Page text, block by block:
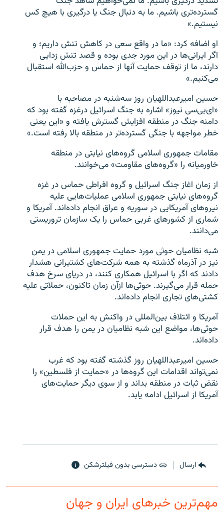
گسترده‌تری باشیم. ما به دنبال جنگ یا درگیری با هیچ کس
نیستیم.»
او اضافه کرد: «ما در واقع سعی در کاهش تنش داریم؛ و
اگر ایرانی‌‌ها در این مورد جدی بوده و قصد تنش زدایی
دارند، ما از توقف حمایت آنها از حماس و حزب‌الله استقبال
می‌‌کنیم.»
حسین امیرعبداللهیان روز سه‌شنبه در مصاحبه با
«ای‌بی‌سی نیوز» اشاره به جنگ اسرائیل درغزه گفته بود که
دامنه جنگ در منطقه افزایش گسترش یافته و «این یعنی
خطر مواجهه با جنگی گسترده‌تر در منطقه بالا رفته است.»
مقامات جمهوری اسلامی گروه‌های نیابتی در منطقه
خاورمیانه را «گروه‌های مقاومت» می‌خوانند.
از زمان اغاز جنگ اسرائیل و گروه افراطی حماس در غزه
گروه‌های نیابتی جمهوری اسلامی عملیات‌هایی علیه
نیروهای آمریکایی در سوریه و عراق انجام داده‌اند. آمریکا و
شماری از کشورهای غربی حماس را یک سازمان تروریستی
می‌دانند.
شبه نظامیان حوثی‌ مورد حمایت جمهوری اسلامی در یمن
نیز در آذرماه گذشته به همه شرکت‌های کشتیرانی هشدار
دادند که اگر با اسرائیل همکاری کنند، در دریای سرخ هدف
حمله قرار می‌گیرند. حوثی‌ها ازآن زمان تاکنون،‌ حملاتی علیه
کشتی‌های تجاری انجام داده‌اند.
آمریکا و ائتلاف بین‌المللی در واکنش به این حملات
حوثی‌ها، مواضع این شبه نظامیان در یمن را هدف قرار
داده‌اند.
حسین امیرعبداللهیان روز گذشته گفته بود که غرب
نمی‌تواند اقدامات این گروه‌ها در «حمایت از فلسطین» را
نقض ثبات در منطقه بداند و از سوی دیگر حمایت‌های
آمریکا از اسرائیل ادامه یابد.
ارسال دسترسی بدون فیلترشکن
مهم‌ترین خبرهای ایران و جهان